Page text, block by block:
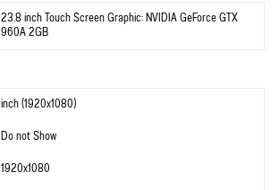
23.8 inch Touch Screen Graphic: NVIDIA GeForce GTX
960A 2GB
inch (1920x1080)
Do not Show
1920x1080